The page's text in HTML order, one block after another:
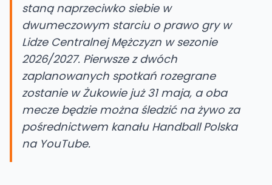
staną naprzeciwko siebie w
dwumeczowym starciu o prawo gry w
Lidze Centralnej Mężczyzn w sezonie
2026/2027. Pierwsze z dwóch
zaplanowanych spotkań rozegrane
zostanie w Żukowie już 31 maja, a oba
mecze będzie można śledzić na żywo za
pośrednictwem kanału Handball Polska
na YouTube.